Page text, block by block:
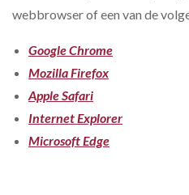
webbrowser of een van de
Google Chrome
Mozilla Firefox
Apple Safari
Internet Explorer
Microsoft Edge